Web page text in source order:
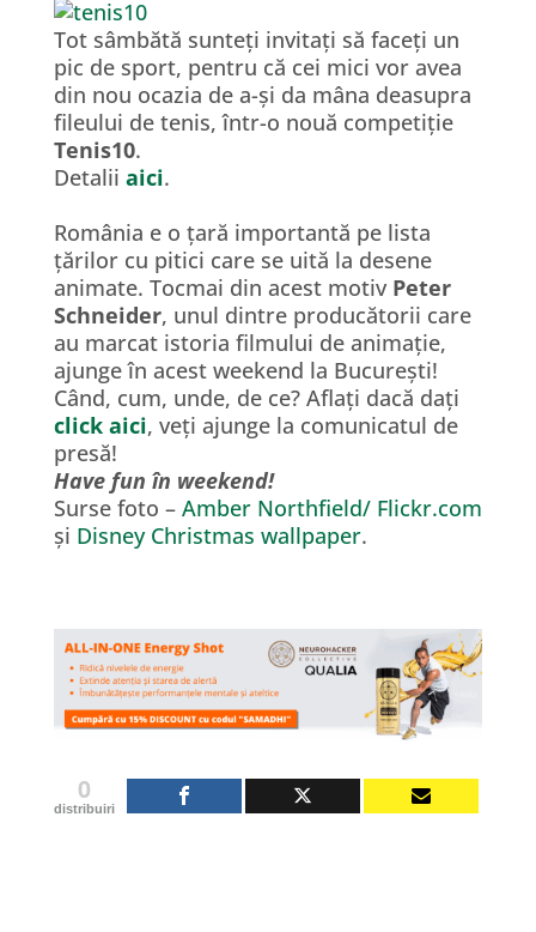
Tot sâmbătă sunteți invitați să faceți un
pic de sport, pentru că cei mici vor avea
din nou ocazia de a-și da mâna deasupra
fileului de tenis, într-o nouă competiție
Tenis10.
Detalii aici.
România e o țară importantă pe lista
țărilor cu pitici care se uită la desene
animate. Tocmai din acest motiv Peter
Schneider, unul dintre producătorii care
au marcat istoria filmului de animație,
ajunge în acest weekend la București!
Când, cum, unde, de ce? Aflați dacă dați
click aici, veți ajunge la comunicatul de
presă!
Have fun în weekend!
Surse foto – Amber Northfield/ Flickr.com
și Disney Christmas wallpaper.
0
distribuiri